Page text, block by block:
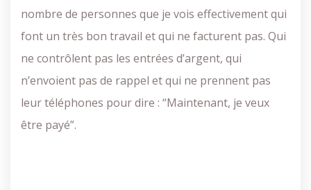
nombre de personnes que je vois effectivement qui
font un très bon travail et qui ne facturent pas. Qui
ne contrôlent pas les entrées d’argent, qui
n’envoient pas de rappel et qui ne prennent pas
leur téléphones pour dire : “Maintenant, je veux
être payé”.